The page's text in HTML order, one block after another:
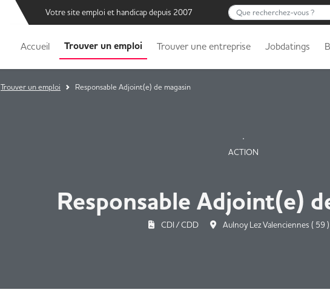
Votre site emploi et handicap depuis 2007 Que recherchez-vous ?
Accueil Trouver un emploi Trouver une entreprise Jobdatings
Trouver un emploi Responsable Adjoint(e) de magasin
ACTION
Responsable Adjoint(e)
CDI / CDD Aulnoy Lez Valenciennes ( 59 )